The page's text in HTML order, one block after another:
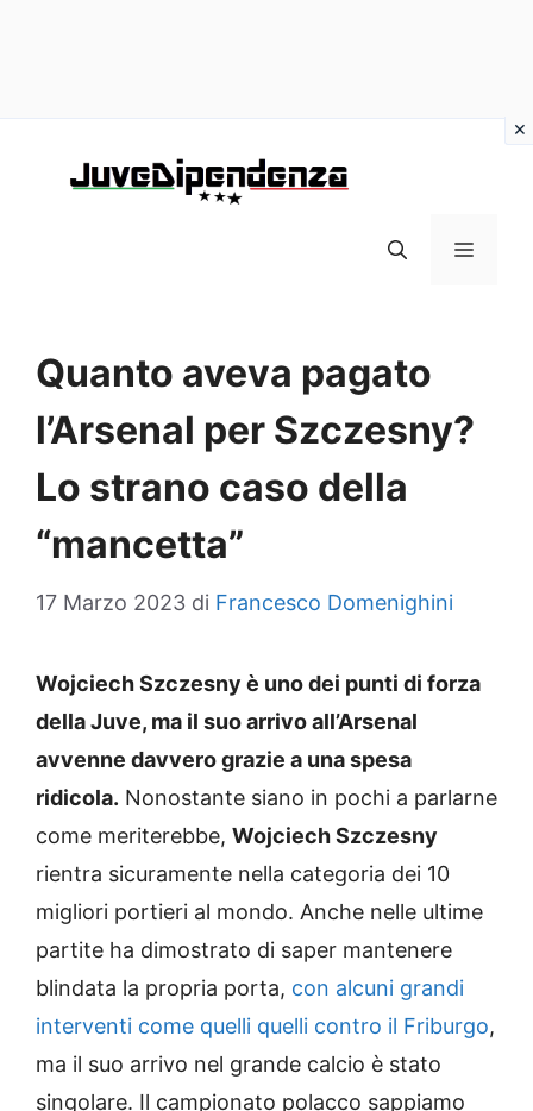
MENU
Quanto aveva pagato
l’Arsenal per Szczesny?
Lo strano caso della
“mancetta”
17 Marzo 2023 di Francesco Domenighini
Wojciech Szczesny è uno dei punti di forza
della Juve, ma il suo arrivo all’Arsenal
avvenne davvero grazie a una spesa
ridicola. Nonostante siano in pochi a parlarne
come meriterebbe, Wojciech Szczesny
rientra sicuramente nella categoria dei 10
migliori portieri al mondo. Anche nelle ultime
partite ha dimostrato di saper mantenere
blindata la propria porta, con alcuni grandi
interventi come quelli quelli contro il Friburgo,
ma il suo arrivo nel grande calcio è stato
singolare. Il campionato polacco sappiamo